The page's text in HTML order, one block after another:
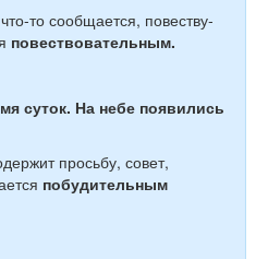
то сообщается, по­вест­ву­
по­вест­во­ва­тель­ным.
суток. На небе появились
просьбу, совет,
побудительным